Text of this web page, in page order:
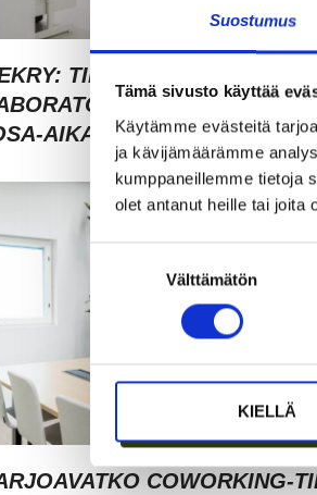
Suostumus
Tämä sivusto käyttää
Käytämme evästeitä
ja kävijämäärämme
kumppaneillemme tietoja
olet antanut heille tai joita
Välttämätön
KIELLÄ
TILA- JA
AIKAINEN)
COWORKING-